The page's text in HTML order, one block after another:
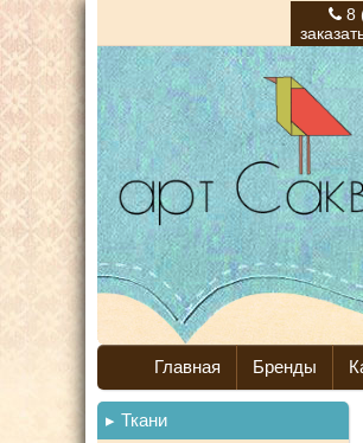
8
Главная Бренды
Ткани